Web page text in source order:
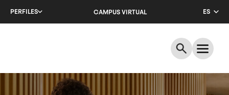
PERFILES CAMPUS VIRTUAL
ES
EN